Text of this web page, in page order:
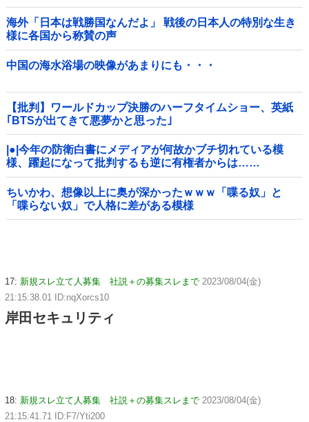
海外「日本は戦勝国なんだよ」 戦後の日本人の特別な生き
様に各国から称賛の声
中国の海水浴場の映像があまりにも・・・
【批判】ワールドカップ決勝のハーフタイムショー、英紙
｢BTSが出てきて悪夢かと思った｣
|●|今年の防衛白書にメディアが何故かブチ切れている模
様、躍起になって批判するも逆に有権者からは……
ちいかわ、想像以上に奥が深かったｗｗｗ「喋る奴」と
「喋らない奴」で人格に差がある模様
17: 新規スレ立て人募集 社説＋の募集スレまで 2023/08/04(金)
21:15:38.01 ID:nqXorcs10
岸田セキュリティ
18: 新規スレ立て人募集 社説＋の募集スレまで 2023/08/04(金)
21:15:41.71 ID:F7/Yti200